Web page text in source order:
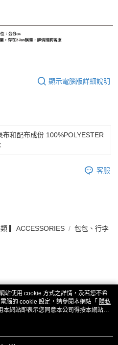
顯示電腦版詳細說明
布和配布成份 100%POLYESTER
客服
▎ACCESSORIES
包包、行李
站使用 cookie 方式之詳情，及若您不希
腦的 cookie 設定，請參閱本網站「 隱私
本網站即表示您同意本公司得按本網站使